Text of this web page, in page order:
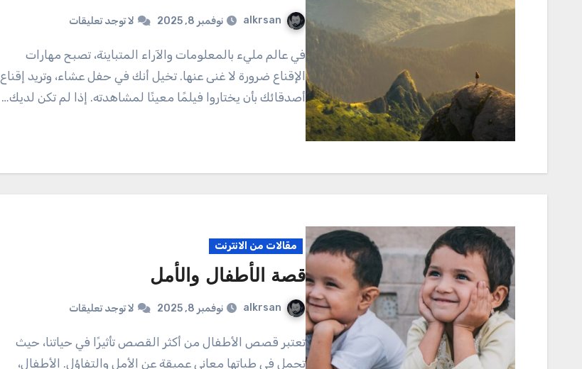
alkrsan نوفمبر 8, 2025 لا توجد تعليقات
في عالم مليء بالمعلومات والآراء المتباينة، تصبح مهارات
الإقناع ضرورة لا غنى عنها. تخيل أنك في حفل عشاء، وتريد إقناع
أصدقائك بأن يختاروا فيلمًا معينًا لمشاهدته. إذا لم تكن لديك…
مقالات من الانترنت
قصة الأطفال والأمل
alkrsan نوفمبر 8, 2025 لا توجد تعليقات
تعتبر قصص الأطفال من أكثر القصص تأثيرًا في حياتنا، حيث
تحمل في طياتها معاني عميقة عن الأمل والتفاؤل. الأطفال،